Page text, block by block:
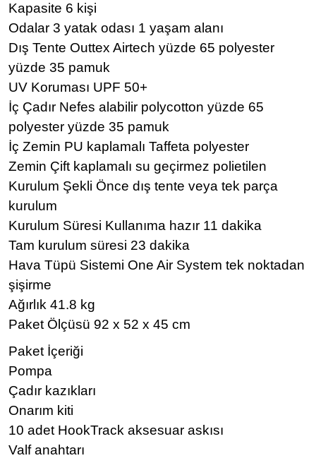
Kapasite 6 kişi
Odalar 3 yatak odası 1 yaşam alanı
Dış Tente Outtex Airtech yüzde 65 polyester
yüzde 35 pamuk
UV Koruması UPF 50+
İç Çadır Nefes alabilir polycotton yüzde 65
polyester yüzde 35 pamuk
İç Zemin PU kaplamalı Taffeta polyester
Zemin Çift kaplamalı su geçirmez polietilen
Kurulum Şekli Önce dış tente veya tek parça
kurulum
Kurulum Süresi Kullanıma hazır 11 dakika
Tam kurulum süresi 23 dakika
Hava Tüpü Sistemi One Air System tek noktadan
şişirme
Ağırlık 41.8 kg
Paket Ölçüsü 92 x 52 x 45 cm
Paket İçeriği
Pompa
Çadır kazıkları
Onarım kiti
10 adet HookTrack aksesuar askısı
Valf anahtarı